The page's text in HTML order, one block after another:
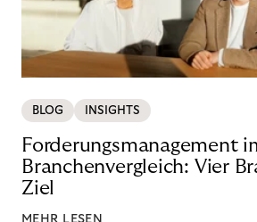
BLOG INSIGHTS
Forderungsmanagement
Branchenvergleich: Vier
Ziel
MEHR LESEN